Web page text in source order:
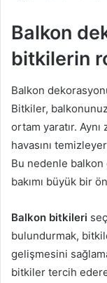
Balkon
bitkilerin
Balkon
Bitkiler,
ortam yaratır.
havasını
Bu nedenle
bakımı büyük bir
Balkon bitkileri
bulundurmak,
gelişmesini
bitkiler tercih